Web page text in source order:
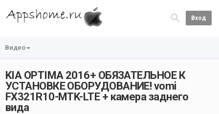
Вход
Видео
KIA OPTIMA 2016+ ОБЯЗАТЕЛЬНОЕ К
УСТАНОВКЕ ОБОРУДОВАНИЕ! vomi
FX321R10-MTK-LTE + камера заднего
вида